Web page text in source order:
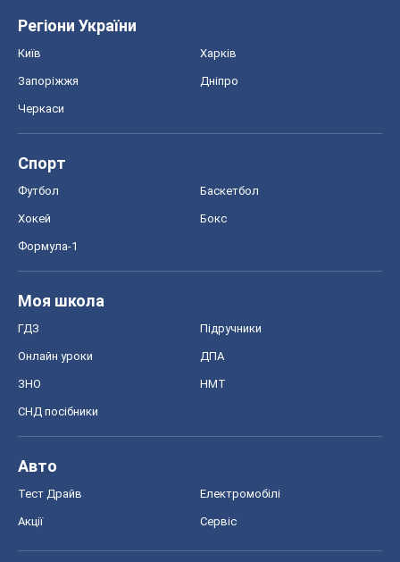
Регіони України
Київ Харків
Запоріжжя Дніпро
Черкаси
Спорт
Футбол Баскетбол
Хокей Бокс
Формула-1
Моя школа
ГДЗ Підручники
Онлайн уроки ДПА
ЗНО НМТ
СНД посібники
Авто
Тест Драйв Електромобілі
Акції Сервіс